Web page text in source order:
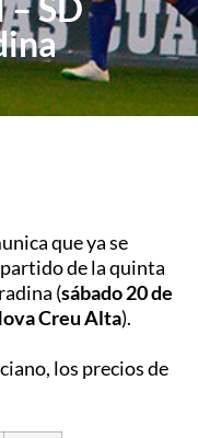
que ya se
de la quinta
(sábado 20 de
Creu Alta).
los precios de